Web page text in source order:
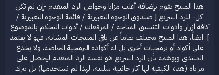
هذا المنتج يقوم بإضافة أغلب مزايا وخواص الرد المتقدم -إن لم تكن
كل- للرد السريع [ صندوق الوجوه التعبيرية / قائمة الوجوه التعبيرية /
كافة أزرار وأدوات التنسيق المتاحة / المرفقات / أدوات التحكم بالموضوع
]. ايضاً، هذا المنتج مختلف تماماً عن باقى المنتجات المشابه، فهو لا يعتمد
على أكواد أو برمجيات أخرى بل له أكواده البرمجية الخاصة، ولا يخدع
المنتدى ويوهمه بأن الرد السريع هو نفسه الرد المتقدم ليحصل على
مزاياه (هذه الكيفية لها آثار جانبية سلبية، لهذا لم نستخدمها) بل يترك